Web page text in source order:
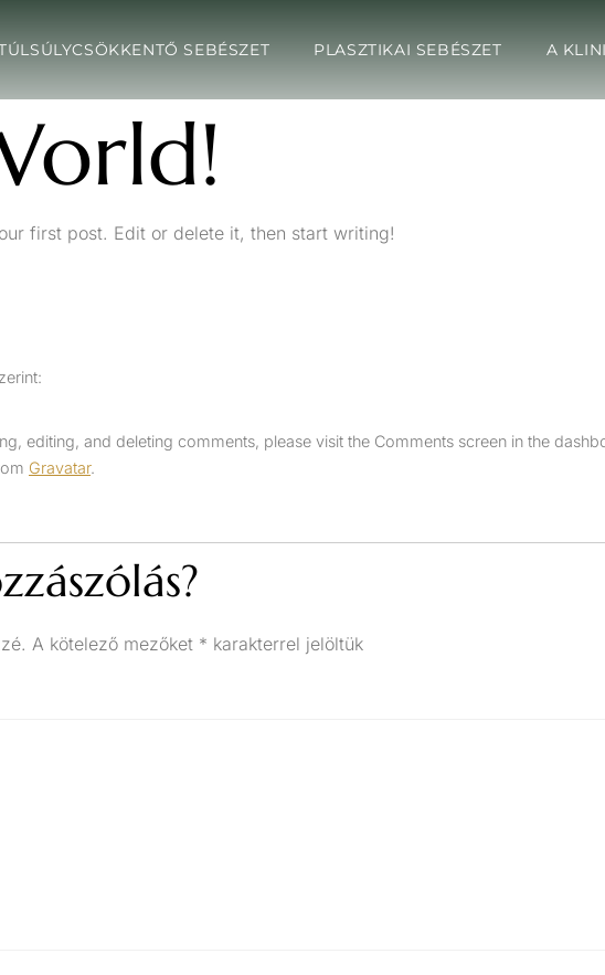
SEBÉSZET PLASZTIKAI SEBÉSZET A
first post. Edit or delete it, then start writing!
editing, and deleting comments, please visit the Comments screen in the
Gravatar.
A kötelező mezőket * karakterrel jelöltük